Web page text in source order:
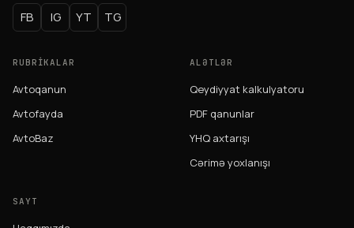
FB IG YT TG
RUBRIKALAR
Avtoqanun
Avtofayda
AvtoBaz
ALƏTLƏR
Qeydiyyat kalkulyatoru
PDF qanunlar
YHQ axtarışı
Cərimə yoxlanışı
SAYT